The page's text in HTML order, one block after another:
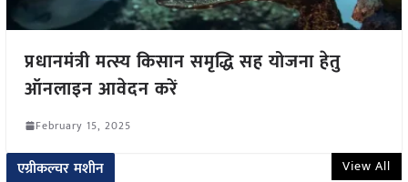
प्रधानमंत्री मत्स्य किसान समृद्धि सह योजना हेतु
ऑनलाइन आवेदन करें
February 15, 2025
एग्रीकल्चर मशीन View All